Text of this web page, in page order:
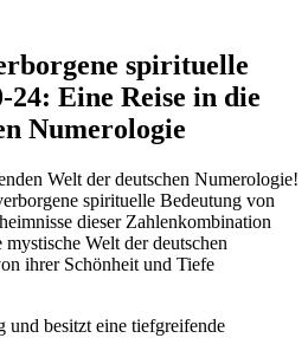
spirituelle
24: Eine Reise in die
Numerologie
Welt der deutschen Numerologie!
spirituelle Bedeutung von
dieser Zahlenkombination
Welt der deutschen
ihrer Schönheit und Tiefe
besitzt eine tiefgreifende